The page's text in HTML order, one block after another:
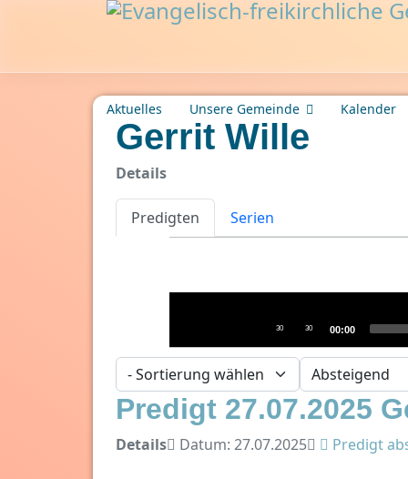
Aktuelles Unsere Gemeinde Kalender
Gerrit Wille
Details
Predigten Serien
30 30 00:00
- Sortierung wählen -
- Richtung wählen -
Predigt 27.07.2025
Details Datum: 27.07.2025 Predigt